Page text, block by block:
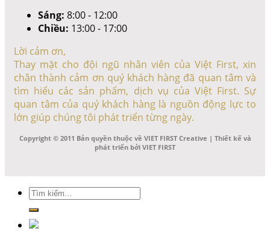
Sáng: 8:00 - 12:00
Chiều: 13:00 - 17:00
Lời cảm ơn,
Thay mặt cho đội ngũ nhân viên của Việt First, xin
chân thành cảm ơn quý khách hàng đã quan tâm và
tìm hiểu các sản phẩm, dịch vụ của Việt First. Sự
quan tâm của quý khách hàng là nguồn động lực to
lớn giúp chúng tôi phát triển từng ngày.
Copyright © 2011 Bản quyền thuộc về VIET FIRST Creative | Thiết kế và
phát triển bởi VIET FIRST
Tìm
kiếm: